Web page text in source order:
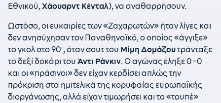
Εθνικού,Χάουαρντ Κένταλ), να αναθαρρήσουν.
Ωστόσο, οι ευκαιρίες των «Ζαχαρωτών» ήταν λίγες και
δεν ανησύχησαν τον Παναθηναϊκό, ο οποίος «άγγιξε»
το γκολ στο 90′, όταν σουτ του Μίμη Δομάζουτράνταξε
το δεξί δοκάρι του Άντι Ράνκιν. Ο αγώνας έληξε 0-0
και οι «πράσινοι» δεν είχαν κερδίσει απλώς την
πρόκριση στα ημιτελικά της κορυφαίας ευρωπαϊκής
διοργάνωσης, αλλά είχαν τιμωρήσει και το «τουπέ»